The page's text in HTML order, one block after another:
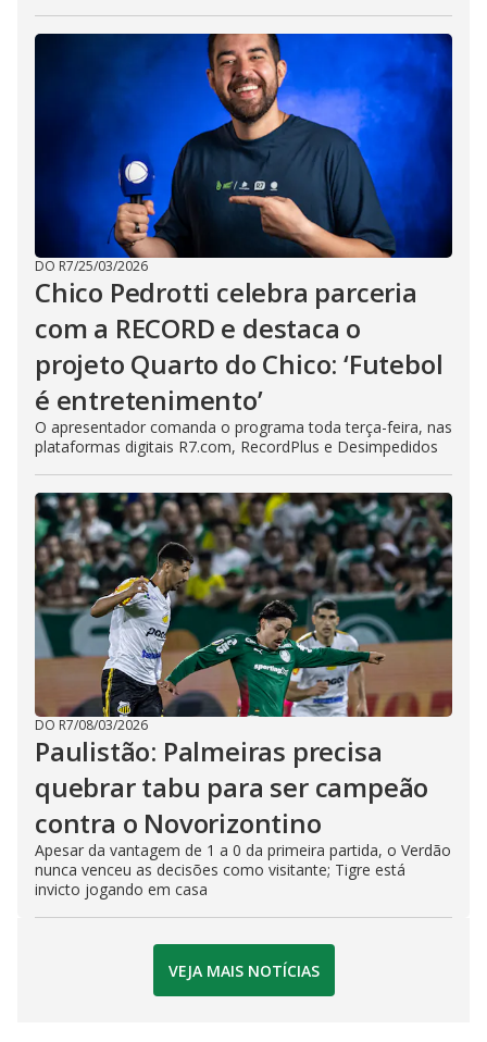
DO R7/25/03/2026
Chico Pedrotti celebra parceria
com a RECORD e destaca o
projeto Quarto do Chico: ‘Futebol
é entretenimento’
O apresentador comanda o programa toda terça-feira, nas
plataformas digitais R7.com, RecordPlus e Desimpedidos
DO R7/08/03/2026
Paulistão: Palmeiras precisa
quebrar tabu para ser campeão
contra o Novorizontino
Apesar da vantagem de 1 a 0 da primeira partida, o Verdão
nunca venceu as decisões como visitante; Tigre está
invicto jogando em casa
VEJA MAIS NOTÍCIAS